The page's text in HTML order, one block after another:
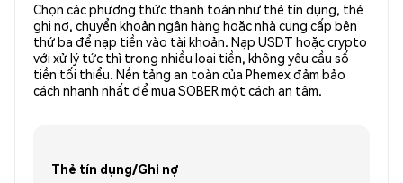
Chọn các phương thức thanh toán như thẻ tín dụng, thẻ
ghi nợ, chuyển khoản ngân hàng hoặc nhà cung cấp bên
thứ ba để nạp tiền vào tài khoản. Nạp USDT hoặc crypto
với xử lý tức thì trong nhiều loại tiền, không yêu cầu số
tiền tối thiểu. Nền tảng an toàn của Phemex đảm bảo
cách nhanh nhất để mua SOBER một cách an tâm.
Thẻ tín dụng/Ghi nợ